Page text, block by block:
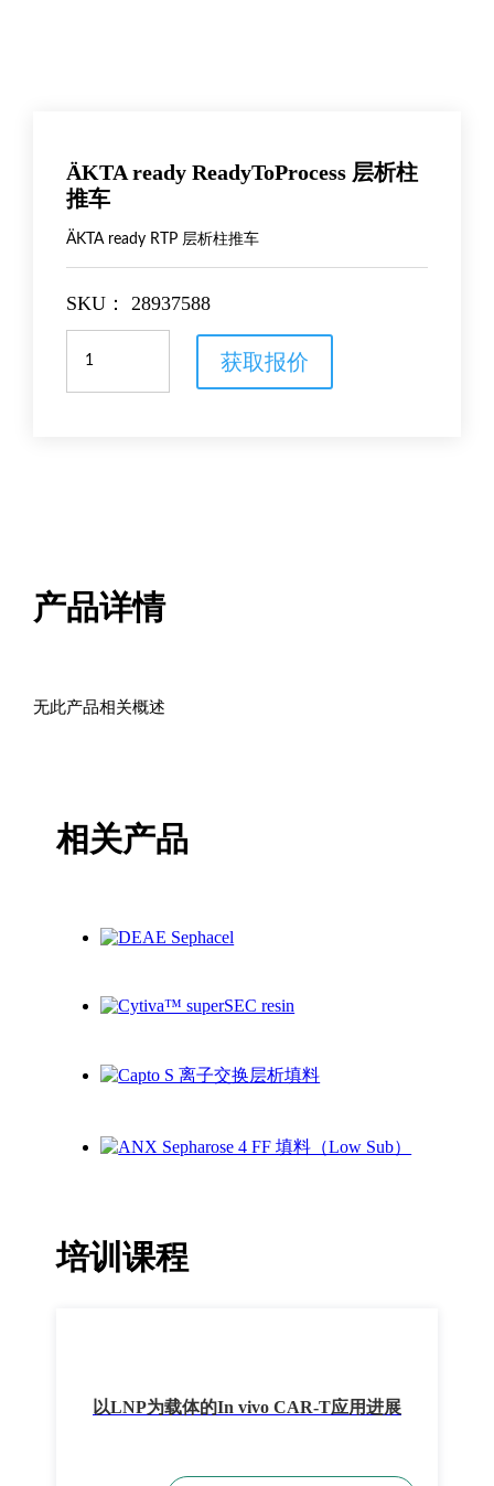
ÄKTA ready ReadyToProcess 层析柱
推车
ÄKTA ready RTP 层析柱推车
SKU： 28937588
ready
获取报价
产品详情
无此产品相关概述
相关产品
培训课程
以LNP为载体的In vivo CAR-T应用进展